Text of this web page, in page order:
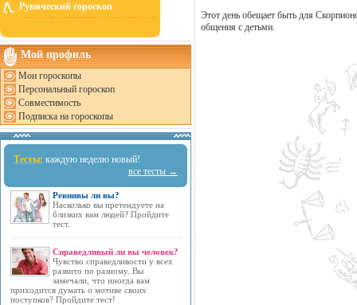
Рунический гороскоп
Мой профиль
Мои гороскопы
Персональный гороскоп
Совместимость
Подписка на гороскопы
Тесты: каждую неделю новый!
все тесты →
Ревнивы ли вы?
Насколько вы претендуете на
близких вам людей? Пройдите
тест.
Справедливый ли вы человек?
Чувство справедливости у всех
развито по разному. Вы
замечали, что иногда вам
приходится думать о мотиве своих
поступков? Пройдите тест!
Этот день обещает быть для
общения с детьми.